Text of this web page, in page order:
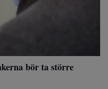
bör ta större